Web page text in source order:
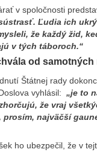
v spoločnosti
Ľudia ich
že každý žid,
v tých táboroch.“
od
Štátnej rady
vyhlásil: „je to
že vraj
prosím, najväčší
ho ubezpečil, že v